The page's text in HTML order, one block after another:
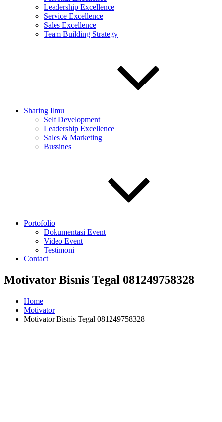
Leadership Excellence
Service Excellence
Sales Excellence
Team Building Strategy
Sharing Ilmu
Self Development
Leadership Excellence
Sales & Marketing
Bussines
Portofolio
Dokumentasi Event
Video Event
Testimoni
Contact
Motivator Bisnis Tegal 081249758328
Home
Motivator
Motivator Bisnis Tegal 081249758328